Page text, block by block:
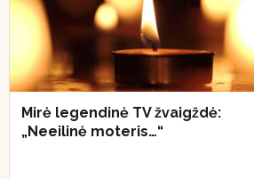
Mirė legendinė TV žvaigždė:
„Neeilinė moteris…“